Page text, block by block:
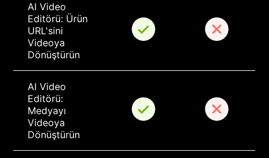
AI Video
Editörü: Ürün
URL'sini
Videoya
Dönüştürün
AI Video
Editörü:
Medyayı
Videoya
Dönüştürün